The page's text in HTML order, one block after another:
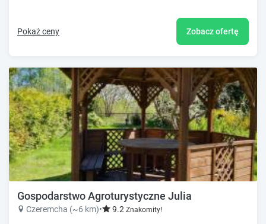
Pokaż ceny Zobacz ofertę
Gospodarstwo Agroturystyczne Julia
Czeremcha (~6 km)• 9.2 Znakomity!